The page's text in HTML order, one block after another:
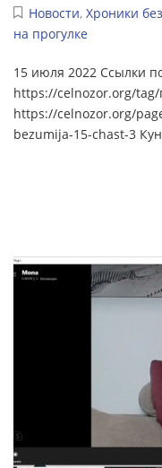
Новости, Хроники
на прогулке
15 июля 2022 Ссылки
https://celnozor.org/tag/
https://celnozor.org/
bezumija-15-chast-3